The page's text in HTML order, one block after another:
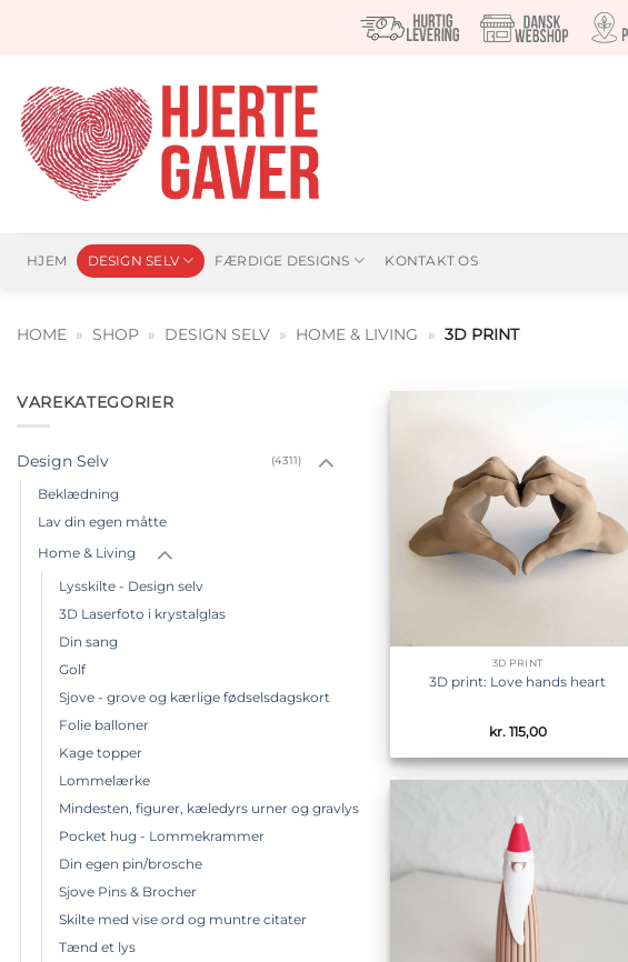
HJEM DESIGN SELV FÆRDIGE DESIGNS KONTAKT OS
HOME » SHOP » DESIGN SELV » HOME & LIVING » 3D PRINT
VAREKATEGORIER
Design Selv (4311)
Beklædning
Lav din egen måtte
Home & Living
Lysskilte - Design selv
3D Laserfoto i krystalglas
Din sang
Golf
Sjove - grove og kærlige fødselsdagskort
Folie balloner
Kage topper
Lommelærke
Mindesten, figurer, kæledyrs urner og gravlys
Pocket hug - Lommekrammer
Din egen pin/brosche
Sjove Pins & Brocher
Skilte med vise ord og muntre citater
Tænd et lys
3D PRINT
3D print: Love hands heart
kr.115,00